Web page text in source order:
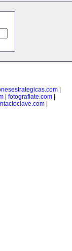
|
| fotografiate.com|